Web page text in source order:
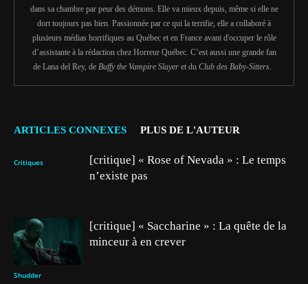
dans sa chambre par peur des démons. Elle va mieux depuis, même si elle ne
dort toujours pas bien. Passionnée par ce qui la terrifie, elle a collaboré à
plusieurs médias horrifiques au Québec et en France avant d'occuper le rôle
d’assistante à la rédaction chez Horreur Québec. C’est aussi une grande fan
de Lana del Rey, de Buffy the Vampire Slayeret du Club des Baby-Sitters.
ARTICLES CONNEXES PLUS DE L'AUTEUR
Critiques
[critique] « Rose of Nevada » : Le temps
n’existe pas
Shudder
[critique] « Saccharine » : La quête de la
minceur à en crever